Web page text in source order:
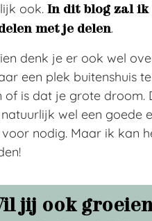
ook. In dit blog zal ik
met je delen.
denk je er ook wel
een plek buitenshuis
of is dat je grote droom.
wel een goede
nodig. Maar ik kan
jij ook